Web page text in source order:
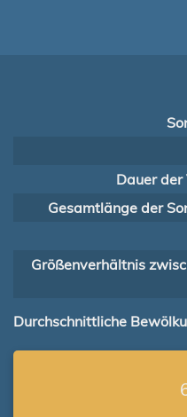
Dauer
Gesamtlänge der
Größenverhältnis
Durchschnittliche